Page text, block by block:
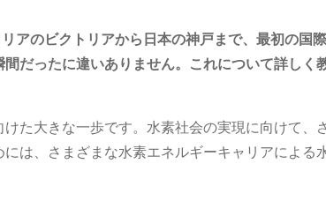
アのビクトリアから日本の神戸まで、最初の国際
だったに違いありません。これについて詳しく
た大きな一歩です。水素社会の実現に向けて、
は、さまざまな水素エネルギーキャリアによる